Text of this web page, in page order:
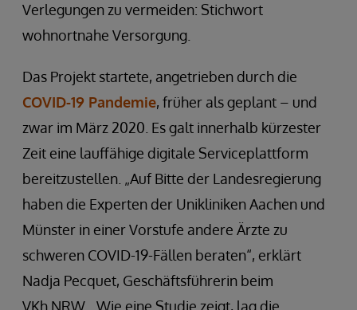
Verlegungen zu vermeiden: Stichwort
wohnortnahe Versorgung.
Das Projekt startete, angetrieben durch die
COVID-19 Pandemie, früher als geplant – und
zwar im März 2020. Es galt innerhalb kürzester
Zeit eine lauffähige digitale Serviceplattform
bereitzustellen. „Auf Bitte der Landesregierung
haben die Experten der Unikliniken Aachen und
Münster in einer Vorstufe andere Ärzte zu
schweren COVID-19-Fällen beraten“, erklärt
Nadja Pecquet, Geschäftsführerin beim
VKh.NRW. „Wie eine Studie zeigt, lag die